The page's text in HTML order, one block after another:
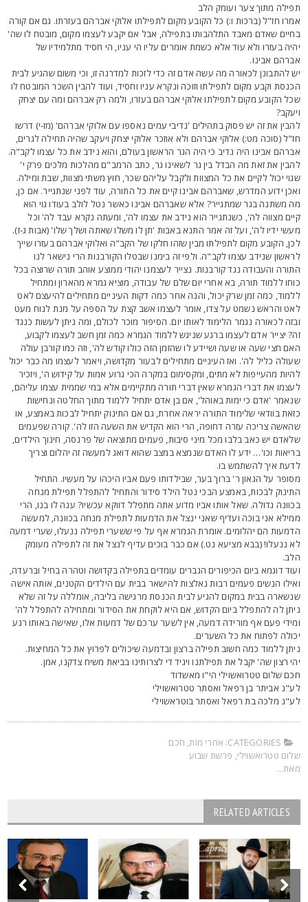
מתוך צער ועומק הלב
חז"ל (ברכות ו:) כל הקובע מקום לתפילתו אלוקי אברהם בעזרתו. גם אם קורה
שאדם מאבד התלהבותו בתפילה, אבל אם יקבע לעצמו מקום, מובטח לו שה'
בעזרו ולא עוד אלא כשמת אומרים עליו הי עניו, הי חסיד מתלמידיו של
אבינו.
להתבונן לכאורה מה עשה אדם זה כדי לזכות למדרגה זו, וכי משום שהגיע לבית
וקבע מקום לתפילתו וזוכה ונקרא עניו וחסיד, ועוד להבין השכר המובטח לו
הקובע מקום לתפילתו אלוקי אברהם בעזרו, ולמה רק אברהם ומה עם יצחק
את זה יש פסוק בתהילים 'נדיבי עמים נאספו עם אלוקי אברהם' (מז-י) דרשו
(סוכה מט:) אלוקי אברהם ולא אוזכר אלוקי יצחק ויעקב שהיה תחילה לגרים,
אבינו היה נדיב כי היה הגר הראשון בעולם, והוא נידב את כל עצמו לקב"ה.
את זאת מה הבדל בין גר לשאינו גר, כתב הרמב"ם מהלכות מלכים פרק י'
יכול לקיים את כל המצוות ולקבל עליהם שכר, חוץ משתי מצוות, שבת ומילה.
ידוע המדרש, שאברהם אבינו קיים את כל התורה, עוד לפני שנתגייר. אם כן,
משתנה בגר שמתגייר? אלא שאברהם אבינו כאשר נטל לולב בעודו גוי הוא
מצווה לה', כשנתגייר הוא נידב את עצמו לה', ומעתה נקרא עבד לה' וכל
ידיו לה', ועל זה אמר התנא באבות 'תן לו משלו שאתה ושלך שלו' (אבות ג-ז).
הקובע מקום לתפילתו מבין שזהו חלקו של הקב"ה ואלוקי אברהם בעזרו שייך
שנידב עצמו לקב"ה. ולפי זה בימנו שבטלו הקורבנות הרי נישאר לנו
והעבודה נגד קורבנות. נצייר לעצמנו יהודי ממוצע אוהב תורה שרוצה בכל
ללמוד תורה, בא אחרי יום שלם של עבודה, מוציא גמרא מהארון ומתחיל
כמה זמן שרק יכול, והנה אחר כמה דקות העיניים מתחילים להיעצם לאט
והראש נשמט על צדו, אומר לעצמו אשב קצת על הספה על מנת לנוח מעט
לכאורה נגמר הלימוד לאותו יום. הסיפור מוכר לכולם, ומה ניתן לעשות כנגד
יצייר אדם לעצמו ברגע שניגש ללמוד הגמרא כמה זמן חשב לעצמו לקבוע,
חצי שעה או שעה ושיידע לו שהזמן הזה כולו קודש לה', וזה כמו קורבן עולה
כליל לה'. ואז העיניים מתחילים לבעור מקדושה, ויאמר לעצמו מה כבר יכול
מהעייפות לא מתים, ומקסימום במקרה הכי גרוע אמות על קידוש ה', ויזכיר
את דברי הגמרא שאין דברי תורה מתקיימים אלא במי שממית עצמו עליהם,
'אדם כי ימות באוהל', אם בן אדם יתחיל ללמוד מתוך החלטה ונחישות
בוודאי שלימוד התורה יראה אחרת, גם אם התינוק יתחיל לבכות באמצע, או
צריכה עזרה דחופה, הרי הוא הקדיש את השעה הזו לה'. קורה שפעמים
יש כאב בלבו מכל מיני סיבות, פעמים מתוצאה של פרנסה, חינוך הילדים,
וכו'… ידע לו האדם שנמצא במצב שהוא דואג למעשה זה יהלום וצריך
איך להשתמש בו.
על הגאון ר' ברוך בער, שבילדותו פעם אביו היכהו על מעשיו. התחיל
לבכות, באמצע הבכי נטל הילד סידור והתחיל להתפלל תפילת מנחה
גדולה. שאל אותו אביו מדוע אתה מתפלל דווקא עכשיו? ענה לו בנו, הרי
אני בוכה ועדיף שאני ינצל את הדמעות לתפילת מנחה בכוונה, למעשה
הם יהלומים. אומרת הגמרא אף על פי ששערי תפילה ננעלו, שערי דמעה
ננעלו! (בבא מציעא נט.) אם כבר בוכים עדיף לנצל את זה לתפילה מעומק
דוגמא ביום הכיפורים הגברים עומדים בתפילה בקדושה וטהרה בחיל וברעדה,
הנשים פעמים רבות נאלצות להישאר בבית עם הילדים הקטנים, אותה אישה
בבית במקום להגיע לבית הכנסת מרגישה בליבה, אומללה על זה שלא
לה להתפלל ביום הקדוש, אם היא לוקחת את הסידור ומתחילה להתפלל לה'
פעם אף מורידה דמעה, אין לשער ערכם של דמעות אלו, שאישה באותו רגע
לפתוח את כל השערים.
ללמוד כמה חשוב תפילה ברצון ובדמעה שיכולים לפרוץ את כל המחיצות.
רצון שה' יקבל את תפילתנו ויגיד די לצרותינו בביאת משיח צדקנו, אמן.
שלום טטרואשוילי הי"ו מאשדוד
אביתר בן רפאל ואסתר טטרואשוילי
מלכה בת רפאל ואסתר בוטראשוילי
CATEGORIES: אחרי מות,חכם
טטרואשוילי,פרשת שבוע
RELATED ARTICLES